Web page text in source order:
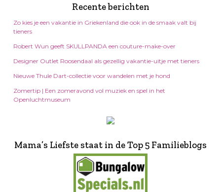
Recente berichten
Zo kies je een vakantie in Griekenland die ook in de smaak valt bij
tieners
Robert Wun geeft SKULLPANDA een couture-make-over
Designer Outlet Roosendaal als gezellig vakantie-uitje met tieners
Nieuwe Thule Dart-collectie voor wandelen met je hond
Zomertip | Een zomeravond vol muziek en spel in het
Openluchtmuseum
Mama’s Liefste staat in de Top 5 Familieblogs